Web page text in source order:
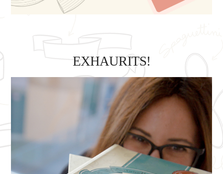
EXHAURITS!